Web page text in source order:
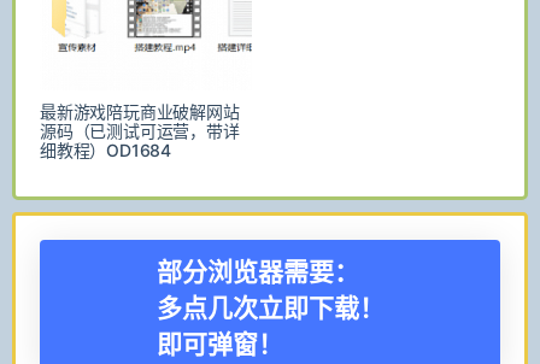
最新游戏陪玩商业破解网站
源码（已测试可运营，带详
细教程）OD1684
部分浏览器需要：
多点几次立即下载！
即可弹窗！